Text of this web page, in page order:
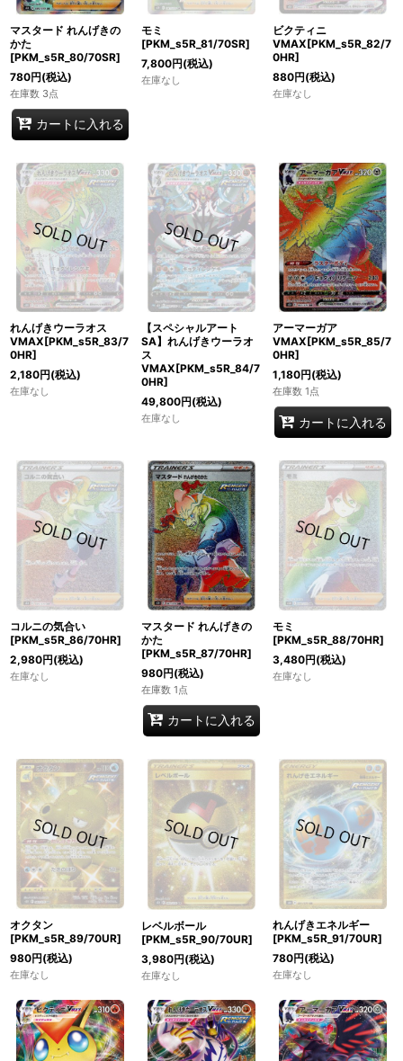
マスタード れんげきの
かた
[PKM_s5R_80/70SR]
780円(税込)
在庫数 3点
カートに入れる
モミ
[PKM_s5R_81/70SR]
7,800円(税込)
在庫なし
ビクティニ
VMAX[PKM_s5R_82/7
0HR]
880円(税込)
在庫なし
れんげきウーラオス
VMAX[PKM_s5R_83/7
0HR]
2,180円(税込)
在庫なし
【スペシャルアート
SA】れんげきウーラオ
ス
VMAX[PKM_s5R_84/7
0HR]
49,800円(税込)
在庫なし
アーマーガア
VMAX[PKM_s5R_85/7
0HR]
1,180円(税込)
在庫数 1点
カートに入れる
コルニの気合い
[PKM_s5R_86/70HR]
2,980円(税込)
在庫なし
マスタード れんげきの
かた
[PKM_s5R_87/70HR]
980円(税込)
在庫数 1点
カートに入れる
モミ
[PKM_s5R_88/70HR]
3,480円(税込)
在庫なし
オクタン
[PKM_s5R_89/70UR]
980円(税込)
在庫なし
レベルボール
[PKM_s5R_90/70UR]
3,980円(税込)
在庫なし
れんげきエネルギー
[PKM_s5R_91/70UR]
780円(税込)
在庫なし